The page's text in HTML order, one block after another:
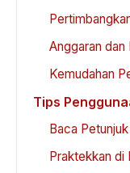
Anggaran dan
Kemudahan
Tips
Baca
Praktekkan di